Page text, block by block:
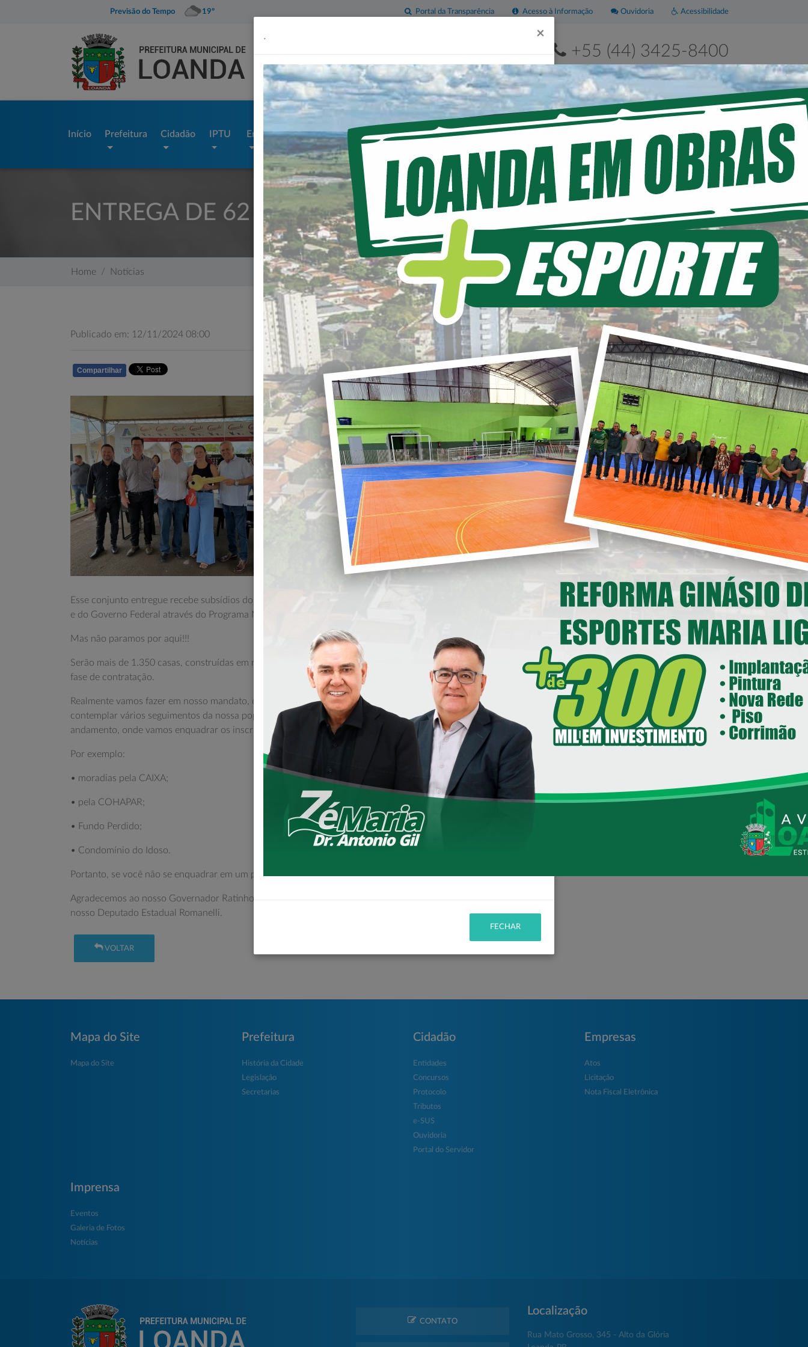
Previsão do Tempo 19º Acessibilidade
Ouvidoria
Acesso à Informação
Portal da Transparência
+55 (44) 3425-8400
2ª a 6ª de 8h às 11h30 e das 13h às 17h30
Início Prefeitura Cidadão IPTU Empresas Imprensa Servidor Contatos
Sala do
Empreendedor
Municipais
Portal da
Transparência
ENTREGA DE 62 MORADIAS PARA NOSSA POPULAÇÃO.
Home Notícias
Publicado em: 12/11/2024 08:00
Compartilhar
ENTREGA DE 62 MORADIAS PARA
NOSSA POPULAÇÃO.
Em mais um dia histórico para nosso
Município, entregamos na última Quinta-
Feira, o Jardim Esplanada 2, com mais 62
novas moradias para nossa população,
Foram mais 62 famílias que saíram do
aluguel e passaram a investir seu dinheiro
em sua casa própria.
São 62 famílias que estarão morando no
que é que seu de fato!
Esse conjunto entregue recebe subsídios do Governo do Estado através do Programa Casa Fácil Paraná,
e do Governo Federal através do Programa Minha Casa Minha Vida.
Mas não paramos por aqui!!!
Serão mais de 1.350 casas, construídas em nosso mandato, entre casas entregues, em construção, e em
fase de contratação.
Realmente vamos fazer em nosso mandato, o maior número de moradias que Loanda já viu, onde iremos
contemplar vários seguimentos da nossa população, ou seja, teremos vários projetos diferentes em
andamento, onde vamos enquadrar os inscritos em diversas modalidades de aquisição.
Por exemplo:
• moradias pela CAIXA;
• pela COHAPAR;
• Fundo Perdido;
• Condomínio do Idoso.
Portanto, se você não se enquadrar em um projeto você conseguirá em outro.
Agradecemos ao nosso Governador Ratinho Junior, nosso Deputado Federal Toninho Wandscheer, e
nosso Deputado Estadual Romanelli.
VOLTAR
LEIA MAIS
11/06/2026 20:00
Secretaria de Planejamento – SEPL
Pavimentação da Estrada do Baú
avança com mais 3,6 km de asfalto
rural
22/05/2026 19:00
Gabinete do Prefeito – GPRE
Deputado Federal Toninho
Wandscheer cumpre agenda
institucional em Loanda
14/05/2026 08:00
Secretaria de Esportes e Lazer - SEEL
reforma do Ginásio de Esportes
Maria Ligiane
11/05/2026 08:00
Secretaria de Indústria, Comércio - SEIC
Distrito Industrial de Loanda avança e
entra em fase final de implantação
Loanda avança na habitação com o
Residencial Esperança
. ×
FECHAR
Mapa do Site
Mapa do Site
Prefeitura
História da Cidade
Legislação
Secretarias
Cidadão
Entidades
Concursos
Protocolo
Tributos
e-SUS
Ouvidoria
Portal do Servidor
Empresas
Atos
Licitação
Nota Fiscal Eletrônica
Imprensa
Eventos
Galeria de Fotos
Notícias
CONTATO
Localização
Rua Mato Grosso, 345 - Alto da Glória